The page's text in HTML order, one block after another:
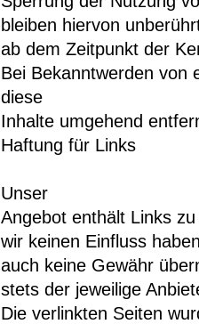
bleiben hiervon
ab dem Zeitpunkt der
Bei Bekanntwerden von
diese
Inhalte umgehend
Haftung für Links
Unser
Angebot enthält Links
wir keinen Einfluss
auch keine Gewähr
stets der jeweilige
Die verlinkten Seiten